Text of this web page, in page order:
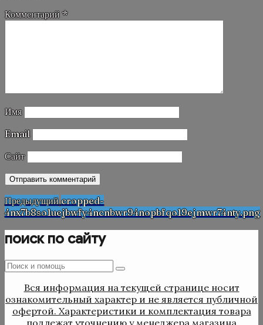
Комментарий*
Имя
Email
Сайт
Навигация
по
записям
Предыдущая
запись
Предыдущий cropped-
4nx7b8so1uejbwfy4ncnbwr94nopbfqo19ejmwr74nty.png
поиск по сайту
Поиск
Поиск
Вся информация на текущей странице носит
ознакомительный характер и не является публичной
офертой. Характеристики и комплектация товара